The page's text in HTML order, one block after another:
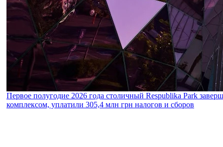
Первое полугодие 2026 года столичный Respublika Park
комплексом, уплатили 305,4 млн грн налогов и сборов